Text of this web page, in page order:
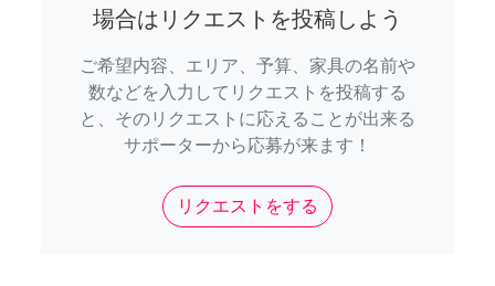
場合はリクエストを投稿しよう
ご希望内容、エリア、予算、家具の名前や
数などを入力してリクエストを投稿する
と、そのリクエストに応えることが出来る
サポーターから応募が来ます！
リクエストをする